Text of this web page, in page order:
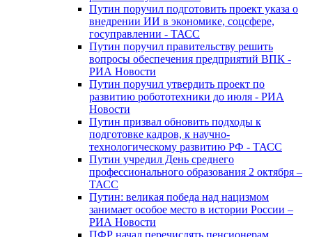
Путин поручил подготовить проект указа о
внедрении ИИ в экономике, соцсфере,
госуправлении - ТАСС
Путин поручил правительству решить
вопросы обеспечения предприятий ВПК -
РИА Новости
Путин поручил утвердить проект по
развитию робототехники до июля - РИА
Новости
Путин призвал обновить подходы к
подготовке кадров, к научно-
технологическому развитию РФ - ТАСС
Путин учредил День среднего
профессионального образования 2 октября –
ТАСС
Путин: великая победа над нацизмом
занимает особое место в истории России –
РИА Новости
ПФР начал перечислять пенсионерам